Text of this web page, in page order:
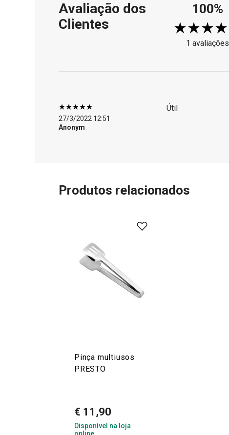
Avaliação dos
Clientes
100%
1 avaliações
27/3/2022 12:51
Anonym
Útil
Produtos relacionados
Pinça multiusos
PRESTO
€ 11,90
Disponível na loja